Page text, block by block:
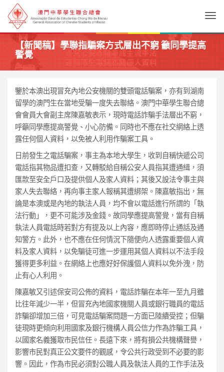
【新聞稿】學聯指騙案方式層出不窮 籲同學提高
警覺
鑒於本澳出現冒充內地公安機關的雙頭電話騙案，亦有到湖南
留學的澳門生在當地受騙一度失去聯絡。澳門中華學生聯合總
會會員大會副主席陳嘉敏表示，現時電話詐騙手法層出不窮，
呼籲同學應提高警覺、小心防備。同時也不應在社交網絡上透
露任何個人資料，以免被人利用作騙案工具。
日前發生之電話騙案，事主為本地大學生，收到自稱快遞公司
電話指其物品遭扣查，又轉駁給自稱公安人員指其遭通緝，須
匯款至安全戶口及提供個人及家人資料；其後又設法令事主與
家人失去聯絡，再向事主家人報稱其遭綁架。陳嘉敏指出，無
論是本澳或是內地的執法人員，均不會以電話進行所謂的「執
法行動」，更不可能涉及金錢。故同學應提高警覺，當有自稱
執法人員電話時若對方有提及以上內容，應即時停止通話及通
知警方。此外，也不應在任何情況下隨便向人透露重要個人資
料及家人資料，以免騙徒可進一步運用其個人資料以不法手段
獲得更多利益。在網絡上也應好好保護個人資料以免外洩，防
止有心人利用。
陳嘉敏又引述保安司公佈的資料，電話詐騙在本年一至九月雖
比往年減少一半，但冒充內地國家機關人員或銀行職員的電話
詐騙卻增加三倍，可見電話騙案問題一方面已陸續受控；但騙
徒現時更傾向利用國家及銀行機構人員公信力作為詐騙工具，
以國家名義獲取市民信任。長遠下來，將有損公共機構聲譽，
影響市民對真正公文要件的觀感，令公共行政受到不必要的影
響。因此，作為市民必須對公職人員及執法人員的工作手法及